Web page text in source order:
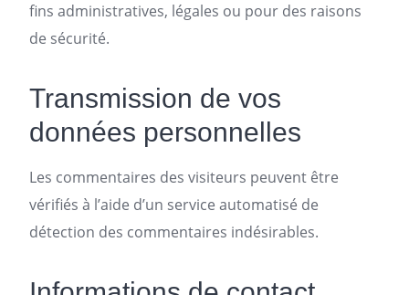
fins administratives, légales ou pour des raisons
de sécurité.
Transmission de vos
données personnelles
Les commentaires des visiteurs peuvent être
vérifiés à l’aide d’un service automatisé de
détection des commentaires indésirables.